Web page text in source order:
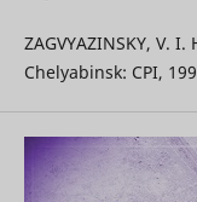
ZAGVYAZINSKY, V.
Chelyabinsk: CPI,